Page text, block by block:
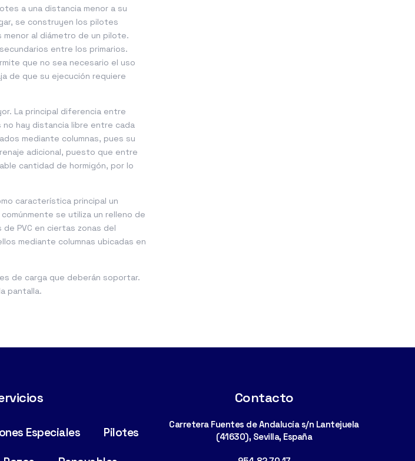
a una distancia menor a su
se construyen los pilotes
al diámetro de un pilote.
entre los primarios.
que no sea necesario el uso
de que su ejecución requiere
La principal diferencia entre
hay distancia libre entre cada
mediante columnas, pues su
adicional, puesto que entre
cantidad de hormigón, por lo
característica principal un
se utiliza un relleno de
PVC en ciertas zonas del
mediante columnas ubicadas en
de carga que deberán soportar.
pantalla.
Especiales
Pilotes
Contacto
Carretera Fuentes de Andalucía s/n Lantejuela
(41630), Sevilla, España